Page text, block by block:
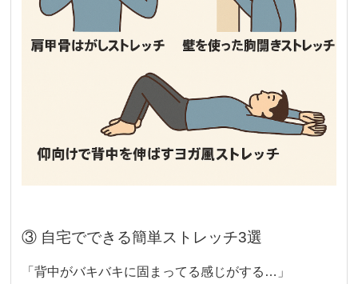
③ 自宅でできる簡単ストレッチ3選
「背中がバキバキに固まってる感じがする…」